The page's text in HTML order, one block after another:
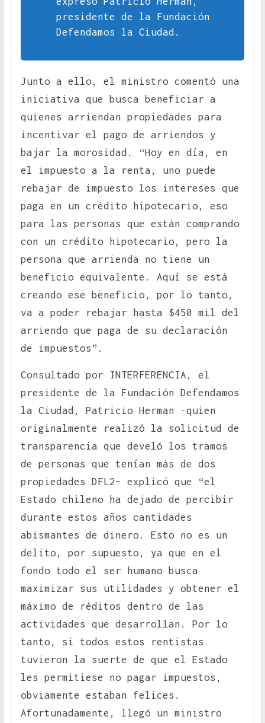
presidente de la Fundación
Defendamos la Ciudad.
Junto a ello, el ministro comentó una
iniciativa que busca beneficiar a
quienes arriendan propiedades para
incentivar el pago de arriendos y
bajar la morosidad. “Hoy en día, en
el impuesto a la renta, uno puede
rebajar de impuesto los intereses que
paga en un crédito hipotecario, eso
para las personas que están comprando
con un crédito hipotecario, pero la
persona que arrienda no tiene un
beneficio equivalente. Aquí se está
creando ese beneficio, por lo tanto,
va a poder rebajar hasta $450 mil del
arriendo que paga de su declaración
de impuestos”.
Consultado por INTERFERENCIA, el
presidente de la Fundación Defendamos
la Ciudad, Patricio Herman -quien
originalmente realizó la solicitud de
transparencia que develó los tramos
de personas que tenían más de dos
propiedades DFL2- explicó que “el
Estado chileno ha dejado de percibir
durante estos años cantidades
abismantes de dinero. Esto no es un
delito, por supuesto, ya que en el
fondo todo el ser humano busca
maximizar sus utilidades y obtener el
máximo de réditos dentro de las
actividades que desarrollan. Por lo
tanto, si todos estos rentistas
tuvieron la suerte de que el Estado
les permitiese no pagar impuestos,
obviamente estaban felices.
Afortunadamente, llegó un ministro